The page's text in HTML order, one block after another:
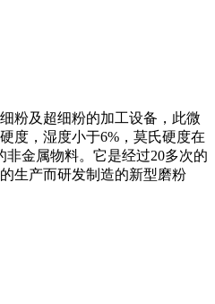
粉及超细粉的加工设备，此微
度，湿度小于6%，莫氏硬度在
非金属物料。它是经过20多次的
生产而研发制造的新型磨粉